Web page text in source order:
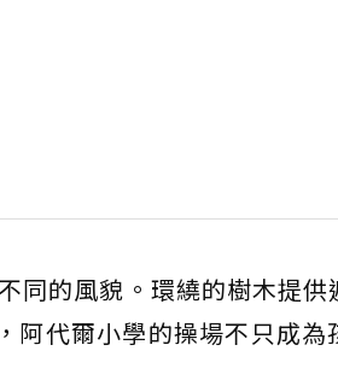
同的風貌。環繞的樹木提供
代爾小學的操場不只成為